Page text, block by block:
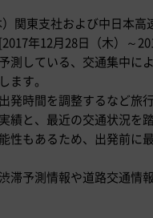
関東支社および中日本高
年12月28日（木）～
測している、交通集中に
す。
発時間を調整するなど旅
績と、最近の交通状況を
性もあるため、出発前に
滞予測情報や道路交通情